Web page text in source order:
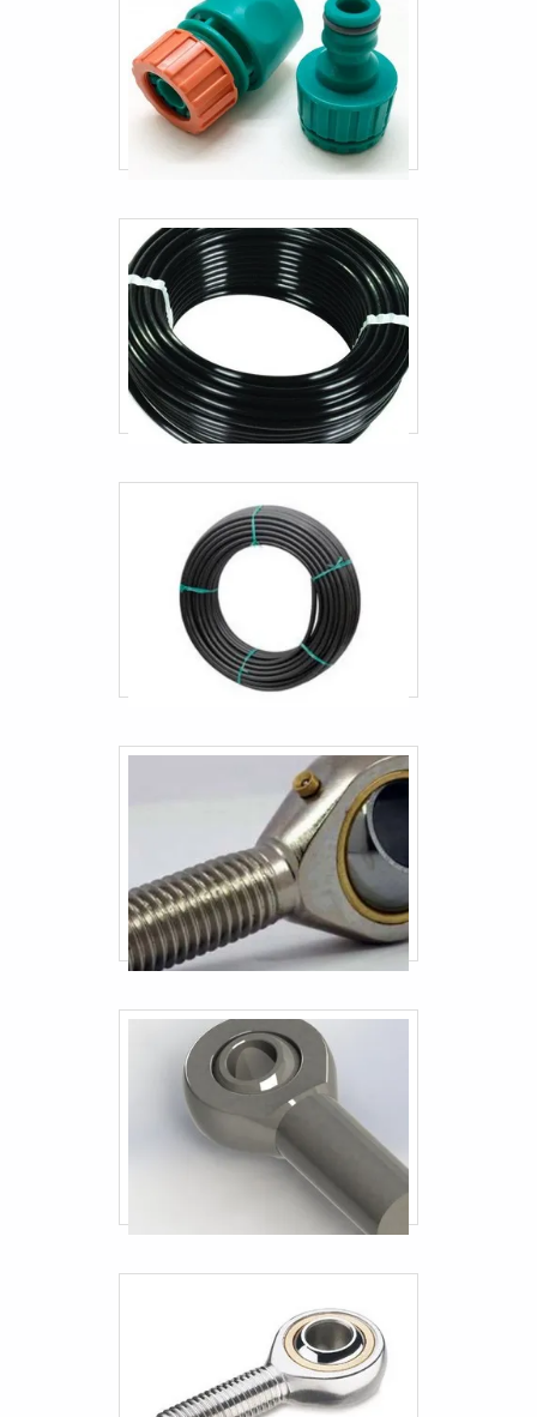
Mangueira de pressão direção hidráulica
Mangueira hidráulica para empilhadeira
Mangueira para empilhadeira a gás
Mangueira pneumática alta temperatura
Mangueira residêncial
Mangueira transporte pneumático
Mangueiras e conexões gates
Mangueiras hidráulicas preço
Mangueiras hidráulicas sp
Mangueiras industriais sp
Mangueiras para caminhões
Engate rápido pneumático 1
Engate rápido hidráulico 1 2
Terminal industriais
Engate rápido mangueira combustivel
Empresa de terminal industrial
Preço do terminal industrial